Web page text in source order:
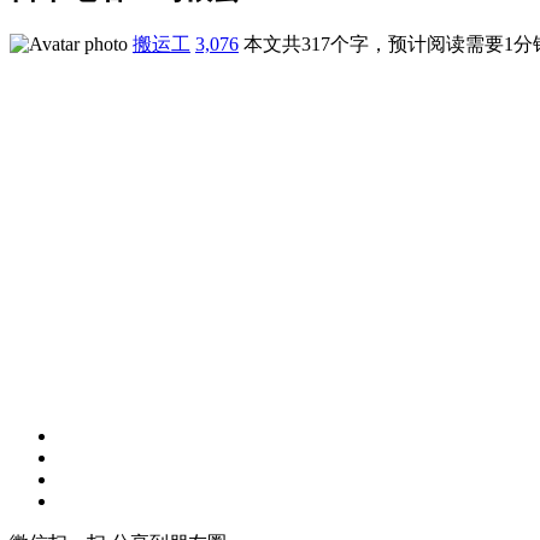
搬运工 3,076 本文共317个字，预计阅读需要1分